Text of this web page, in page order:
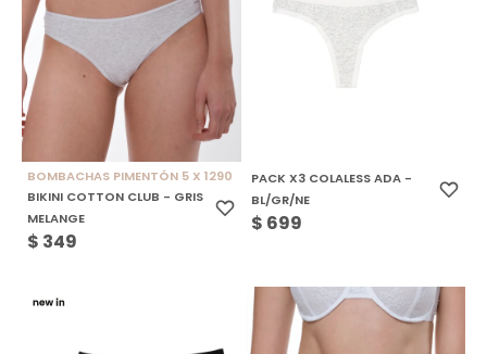
BOMBACHAS PIMENTÓN 5 X 1290
BIKINI COTTON CLUB - GRIS
MELANGE
$ 349
PACK X3 COLALESS ADA -
BL/GR/NE
$ 699